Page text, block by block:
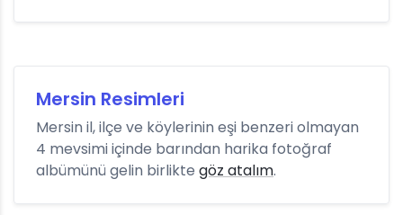
Mersin Resimleri
Mersin il, ilçe ve köylerinin eşi benzeri olmayan
4 mevsimi içinde barından harika fotoğraf
albümünü gelin birlikte göz atalım.